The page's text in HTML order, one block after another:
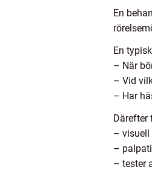
En
En
– När
– Vid
– Har
Därefter
– visuell
–
– tester